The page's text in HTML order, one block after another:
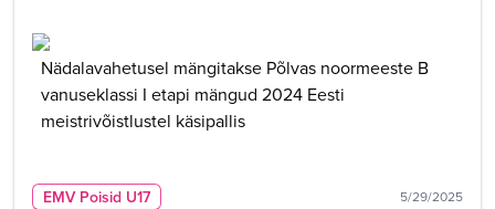
Nädalavahetusel mängitakse Põlvas noormeeste B
vanuseklassi I etapi mängud 2024 Eesti
meistrivõistlustel käsipallis
EMV Poisid U17 5/29/2025